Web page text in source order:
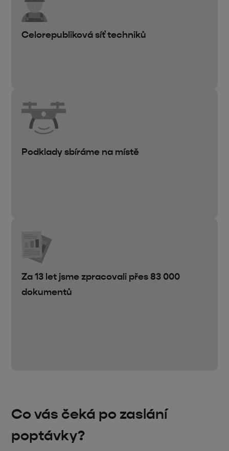
Celorepubliková síť techniků
Podklady sbíráme na místě
Za 13 let jsme zpracovali přes 83 000
dokumentů
Co vás čeká po zaslání
poptávky?